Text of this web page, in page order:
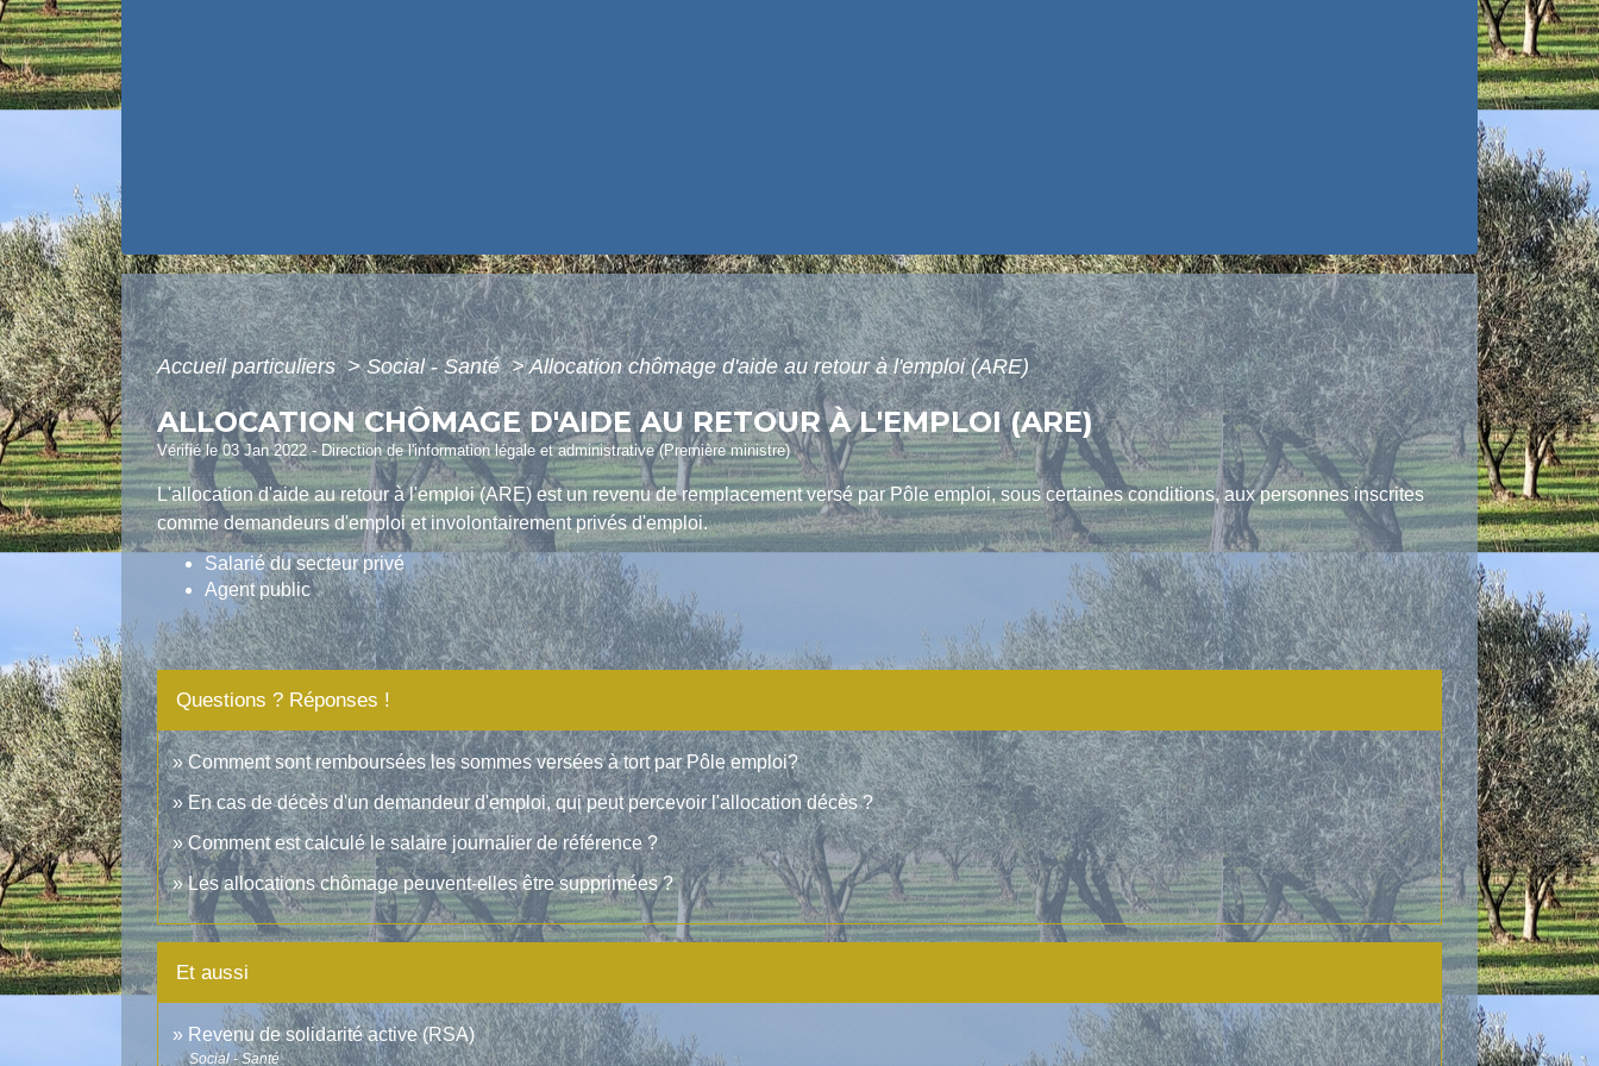
Accueil particuliers> Social - Santé> Allocation chômage d'aide au retour à l'emploi (ARE)
ALLOCATION CHÔMAGE D'AIDE AU RETOUR À L'EMPLOI (ARE)
Vérifié le 03 Jan 2022 - Direction de l'information légale et administrative (Première ministre)
L'allocation d'aide au retour à l'emploi (ARE) est un revenu de remplacement versé par Pôle emploi, sous certaines conditions, aux personnes inscrites
comme demandeurs d'emploi et involontairement privés d'emploi.
Salarié du secteur privé
Agent public
Questions ? Réponses !
Comment sont remboursées les sommes versées à tort par Pôle emploi?
En cas de décès d'un demandeur d'emploi, qui peut percevoir l'allocation décès ?
Comment est calculé le salaire journalier de référence ?
Les allocations chômage peuvent-elles être supprimées ?
Et aussi
Revenu de solidarité active (RSA)
Social - Santé